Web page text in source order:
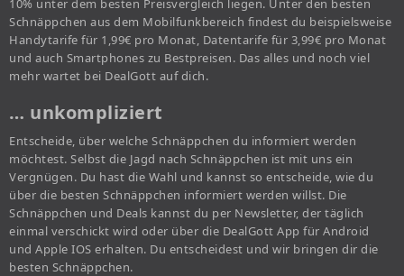
10% unter dem besten Preisvergleich liegen. Unter den besten
Schnäppchen aus dem Mobilfunkbereich findest du beispielsweise
Handytarife für 1,99€ pro Monat, Datentarife für 3,99€ pro Monat
und auch Smartphones zu Bestpreisen. Das alles und noch viel
mehr wartet bei DealGott auf dich.
… unkompliziert
Entscheide, über welche Schnäppchen du informiert werden
möchtest. Selbst die Jagd nach Schnäppchen ist mit uns ein
Vergnügen. Du hast die Wahl und kannst so entscheide, wie du
über die besten Schnäppchen informiert werden willst. Die
Schnäppchen und Deals kannst du per Newsletter, der täglich
einmal verschickt wird oder über die DealGott App für Android
und Apple IOS erhalten. Du entscheidest und wir bringen dir die
besten Schnäppchen.